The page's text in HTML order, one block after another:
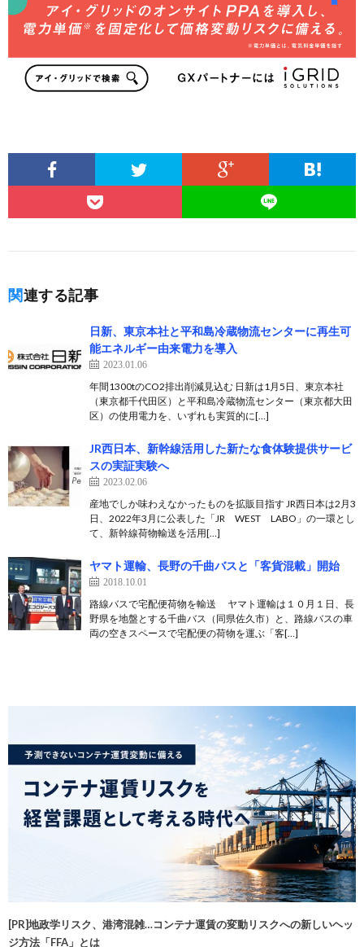
関連する記事
日新、東京本社と平和島冷蔵物流センターに再生可
能エネルギー由来電力を導入
2023.01.06
年間1300tのCO2排出削減見込む 日新は1月5日、東京本社
（東京都千代田区）と平和島冷蔵物流センター（東京都大田
区）の使用電力を、いずれも実質的に[…]
JR西日本、新幹線活用した新たな食体験提供サービ
スの実証実験へ
2023.02.06
産地でしか味わえなかったものを拡販目指す JR西日本は2月3
日、2022年3月に公表した「JR WEST LABO」の一環とし
て、新幹線荷物輸送を活用[…]
ヤマト運輸、長野の千曲バスと「客貨混載」開始
2018.10.01
路線バスで宅配便荷物を輸送 ヤマト運輸は１０月１日、長
野県を地盤とする千曲バス（同県佐久市）と、路線バスの車
両の空きスペースで宅配便の荷物を運ぶ「客[…]
[PR]地政学リスク、港湾混雑…コンテナ運賃の変動リスクへの新しいヘッ
ジ方法「FFA」とは